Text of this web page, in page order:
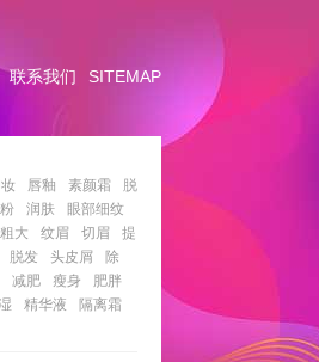
联系我们 SITEMAP
唇釉 素颜霜
脱
润肤
眼部细纹
大 纹眉 切眉
提
脱发 头皮屑
除
减肥 瘦身
肥胖
精华液
隔离霜